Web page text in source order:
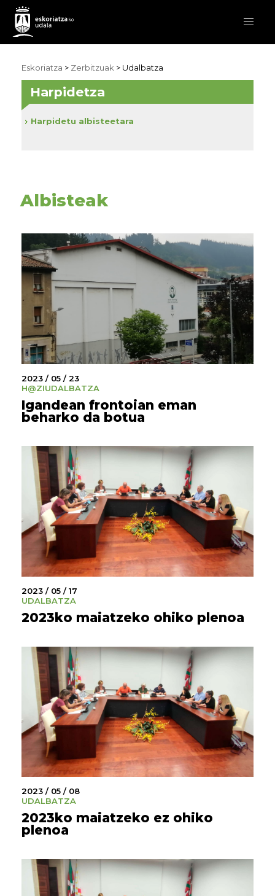
Eskoriatza > Zerbitzuak > Udalbatza
Albisteak
2023 / 05 / 23
H@ZIUDALBATZA
Igandean frontoian eman
beharko da botua
2023 / 05 / 17
UDALBATZA
2023ko maiatzeko ohiko plenoa
2023 / 05 / 08
UDALBATZA
2023ko maiatzeko ez ohiko
plenoa
Harpidetza
Harpidetu albisteetara